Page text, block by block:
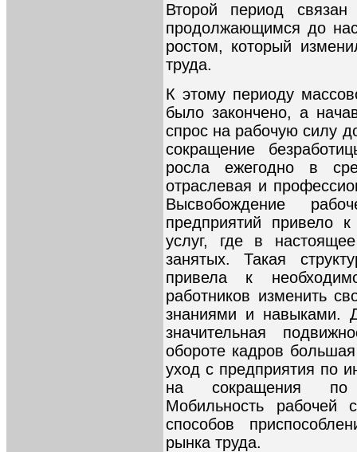
Второй период
продолжающимся до
ростом, который
труда.
К этому периоду
было закончено, а
спрос на рабочую силу
сокращение
росла ежегодно в
отраслевая и
Высвобождение
предприятий привело
услуг, где в
занятых. Такая
привела к
работников изменить
знаниями и навыками.
значительная
обороте кадров
уход с предприятия по
на сокращения по
Мобильность рабочей
способов
рынка труда.